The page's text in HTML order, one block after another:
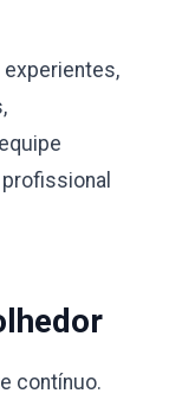
contínuo.